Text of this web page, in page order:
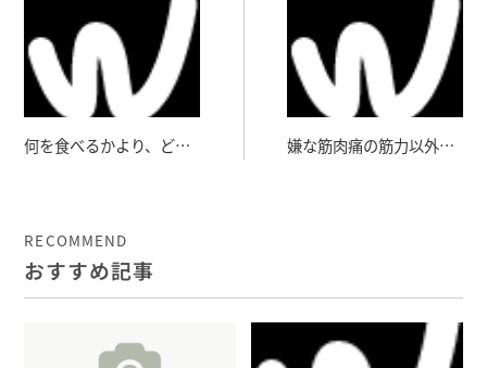
何を食べるかより、どう
嫌な筋肉痛の筋力以外の
RECOMMEND
おすすめ記事